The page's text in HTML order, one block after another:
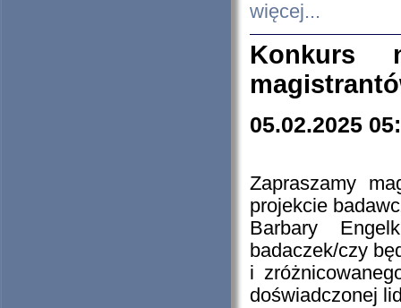
więcej...
Konkurs
05.02.2025
Zapraszamy
projekcie
Barbary
badaczek/czy
i
doświadczonej